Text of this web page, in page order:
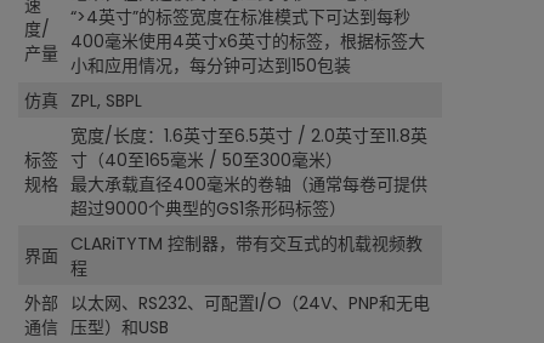
速
度/
产量
“>4英寸”的标签宽度在标准模式下可达到每秒
400毫米使用4英寸x6英寸的标签，根据标签大
小和应用情况，每分钟可达到150包装
仿真 ZPL, SBPL
标签
规格
宽度/长度：1.6英寸至6.5英寸 / 2.0英寸至11.8英
寸（40至165毫米 / 50至300毫米）
最大承载直径400毫米的卷轴（通常每卷可提供
超过9000个典型的GS1条形码标签）
界面 CLARiTYTM 控制器，带有交互式的机载视频教
程
外部
通信
以太网、RS232、可配置I/O（24V、PNP和无电
压型）和USB